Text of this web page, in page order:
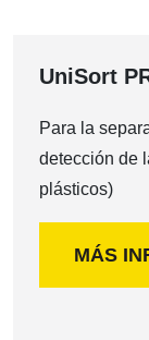
UniSort
Para la
detección de
plásticos)
MÁS